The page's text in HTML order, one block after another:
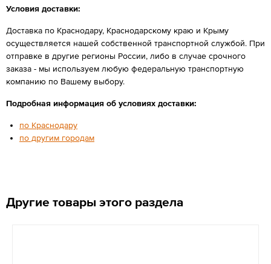
Условия доставки:
Доставка по Краснодару, Краснодарскому краю и Крыму
осуществляется нашей собственной транспортной службой. При
отправке в другие регионы России, либо в случае срочного
заказа - мы используем любую федеральную транспортную
компанию по Вашему выбору.
Подробная информация об условиях доставки:
по Краснодару
по другим городам
Другие товары этого раздела